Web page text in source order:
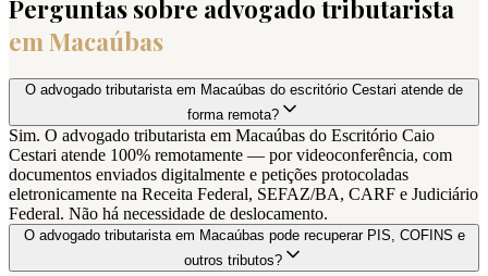
Perguntas sobre advogado tributarista
emMacaúbas
O advogado tributarista em Macaúbas do escritório Cestari atende de
forma remota?
Sim. O advogado tributarista em Macaúbas do Escritório Caio
Cestari atende 100% remotamente — por videoconferência, com
documentos enviados digitalmente e petições protocoladas
eletronicamente na Receita Federal, SEFAZ/BA, CARF e Judiciário
Federal. Não há necessidade de deslocamento.
O advogado tributarista em Macaúbas pode recuperar PIS, COFINS e
outros tributos?